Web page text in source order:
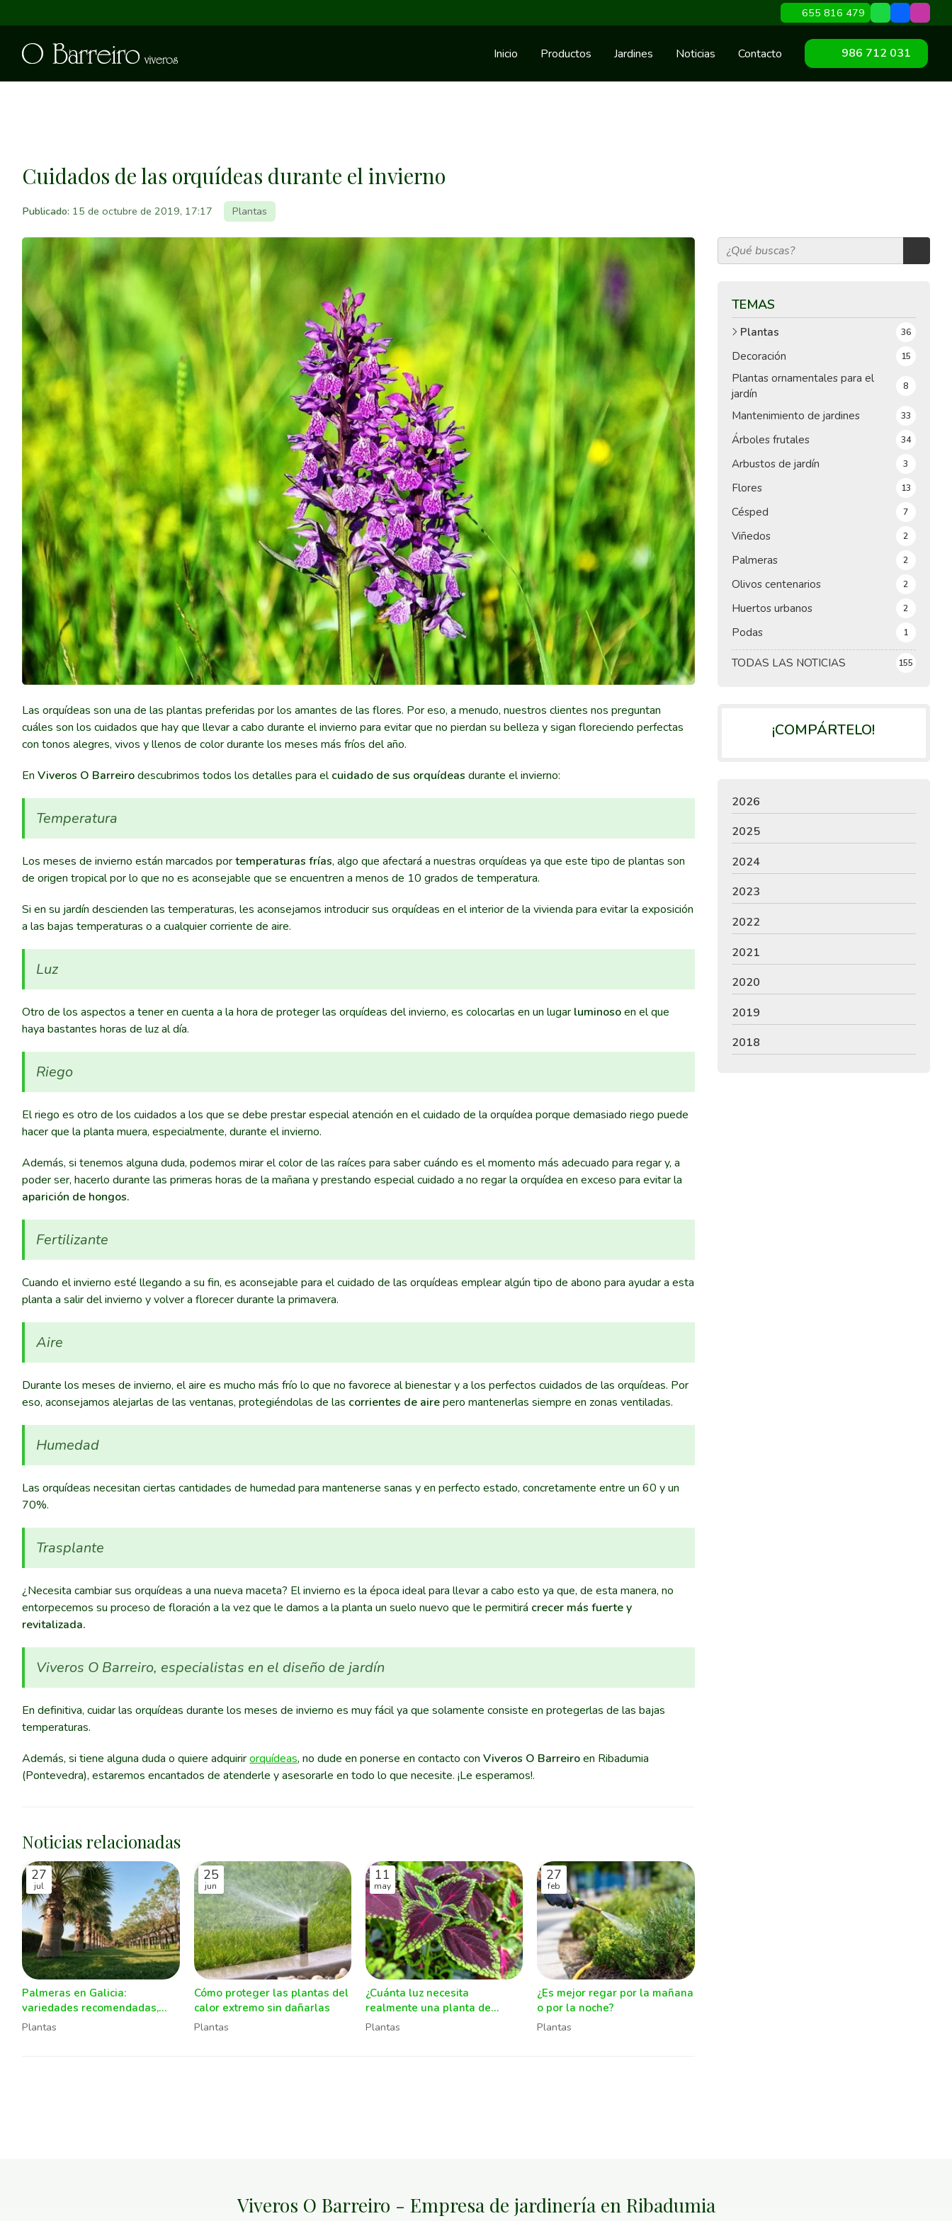
655 816 479
Inicio Productos Jardines Noticias Contacto 986 712 031
Cuidados de las orquídeas durante el invierno
Publicado: 15 de octubre de 2019, 17:17 Plantas
TEMAS
TODAS LAS NOTICIAS 155
Plantas 36
Decoración 15
Plantas ornamentales para el
jardín
8
Mantenimiento de jardines 33
Árboles frutales 34
Arbustos de jardín 3
Flores 13
Césped 7
Viñedos 2
Palmeras 2
Olivos centenarios 2
Huertos urbanos 2
Podas 1
Las orquídeas son una de las plantas preferidas por los amantes de las flores. Por eso, a menudo, nuestros clientes nos preguntan
cuáles son los cuidados que hay que llevar a cabo durante el invierno para evitar que no pierdan su belleza y sigan floreciendo perfectas
con tonos alegres, vivos y llenos de color durante los meses más fríos del año.
EnViveros O Barreirodescubrimos todos los detalles para elcuidado de sus orquídeas durante el invierno:
Temperatura
Los meses de invierno están marcados portemperaturas frías, algo que afectará a nuestras orquídeas ya que este tipo de plantas son
de origen tropical por lo que no es aconsejable que se encuentren a menos de 10 grados de temperatura.
Si en su jardín descienden las temperaturas, les aconsejamos introducir sus orquídeas en el interior de la vivienda para evitar la exposición
a las bajas temperaturas o a cualquier corriente de aire.
Luz
Otro de los aspectos a tener en cuenta a la hora de proteger las orquídeas del invierno, es colocarlas en un lugar luminosoen el que
haya bastantes horas de luz al día.
Riego
El riego es otro de los cuidados a los que se debe prestar especial atención en el cuidado de la orquídea porque demasiado riego puede
hacer que la planta muera, especialmente, durante el invierno.
Además, si tenemos alguna duda, podemos mirar el color de las raíces para saber cuándo es el momento más adecuado para regar y, a
poder ser, hacerlo durante las primeras horas de la mañana y prestando especial cuidado a no regar la orquídea en exceso para evitar la
aparición de hongos.
Fertilizante
Cuando el invierno esté llegando a su fin, es aconsejable para el cuidado de las orquídeas emplear algún tipo de abono para ayudar a esta
planta a salir del invierno y volver a florecer durante la primavera.
Aire
Durante los meses de invierno, el aire es mucho más frío lo que no favorece al bienestar y a los perfectos cuidados de las orquídeas. Por
eso, aconsejamos alejarlas de las ventanas, protegiéndolas de las corrientes de airepero mantenerlas siempre en zonas ventiladas.
Humedad
Las orquídeas necesitan ciertas cantidades de humedad para mantenerse sanas y en perfecto estado, concretamente entre un 60 y un
70%.
Trasplante
¿Necesita cambiar sus orquídeas a una nueva maceta? El invierno es la época ideal para llevar a cabo esto ya que, de esta manera, no
entorpecemos su proceso de floración a la vez que le damos a la planta un suelo nuevo que le permitirá crecer más fuerte y
revitalizada.
Viveros O Barreiro, especialistas en el diseño de jardín
En definitiva, cuidar las orquídeas durante los meses de invierno es muy fácil ya que solamente consiste en protegerlas de las bajas
temperaturas.
Además, si tiene alguna duda o quiere adquirirorquídeas, no dude en ponerse en contacto conViveros O Barreiroen Ribadumia
(Pontevedra), estaremos encantados de atenderle y asesorarle en todo lo que necesite. ¡Le esperamos!.
Noticias relacionadas
27
jul
Palmeras en Galicia:
variedades recomendadas,
cuidados y errores a evitar
Plantas
25
jun
Cómo proteger las plantas del
calor extremo sin dañarlas
Plantas
11
may
¿Cuánta luz necesita
realmente una planta de
interior?
Plantas
27
feb
¿Es mejor regar por la mañana
o por la noche?
Plantas
¡COMPÁRTELO!
2026
2025
2024
2023
2022
2021
2020
2019
2018
Viveros O Barreiro - Empresa de jardinería en Ribadumia